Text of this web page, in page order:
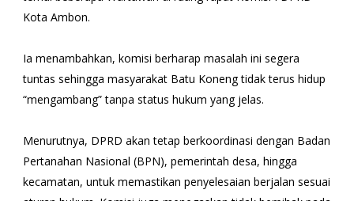
Kota Ambon.
Ia menambahkan, komisi berharap masalah ini segera
tuntas sehingga masyarakat Batu Koneng tidak terus hidup
“mengambang” tanpa status hukum yang jelas.
Menurutnya, DPRD akan tetap berkoordinasi dengan Badan
Pertanahan Nasional (BPN), pemerintah desa, hingga
kecamatan, untuk memastikan penyelesaian berjalan sesuai